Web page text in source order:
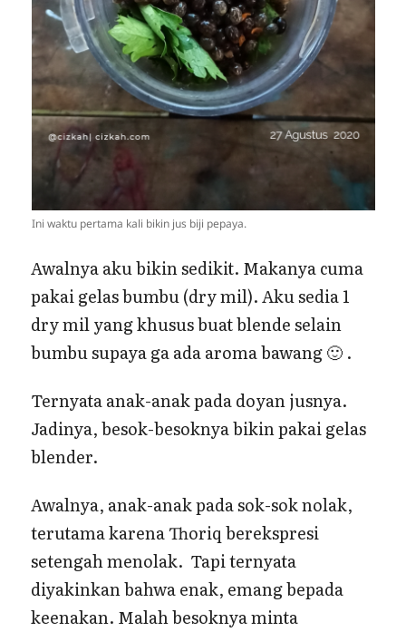
Ini waktu pertama kali bikin jus biji pepaya.
Awalnya aku bikin sedikit. Makanya cuma
pakai gelas bumbu (dry mil). Aku sedia 1
dry mil yang khusus buat blende selain
bumbu supaya ga ada aroma bawang 🙂 .
Ternyata anak-anak pada doyan jusnya.
Jadinya, besok-besoknya bikin pakai gelas
blender.
Awalnya, anak-anak pada sok-sok nolak,
terutama karena Thoriq berekspresi
setengah menolak. Tapi ternyata
diyakinkan bahwa enak, emang bepada
keenakan. Malah besoknya minta